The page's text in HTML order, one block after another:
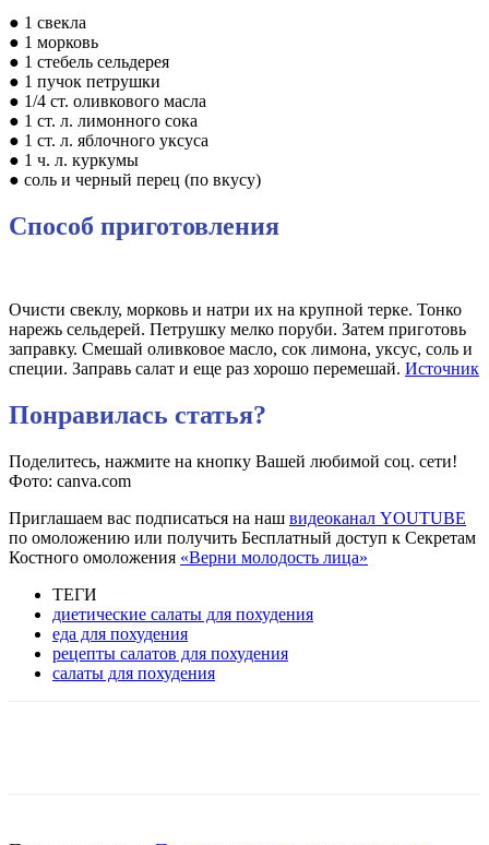
● 1 свекла
● 1 морковь
● 1 стебель сельдерея
● 1 пучок петрушки
● 1/4 ст. оливкового масла
● 1 ст. л. лимонного сока
● 1 ст. л. яблочного уксуса
● 1 ч. л. куркумы
● соль и черный перец (по вкусу)
Способ приготовления
Очисти свеклу, морковь и натри их на крупной терке. Тонко
нарежь сельдерей. Петрушку мелко поруби. Затем приготовь
заправку. Смешай оливковое масло, сок лимона, уксус, соль и
специи. Заправь салат и еще раз хорошо перемешай. Источник
Понравилась статья?
Поделитесь, нажмите на кнопку Вашей любимой соц. сети!
Фото: canva.com
Приглашаем вас подписаться на наш видеоканал YOUTUBE
по омоложению или получить Бесплатный доступ к Секретам
Костного омоложения «Верни молодость лица»
ТЕГИ
диетические салаты для похудения
еда для похудения
рецепты салатов для похудения
салаты для похудения